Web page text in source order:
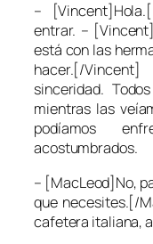
–
entrar. –
está con las
hacer.[/
sinceridad.
mientras las
podíamos
acostumbrados.
– [MacLeod]No,
que necesites.[/
cafetera italiana,